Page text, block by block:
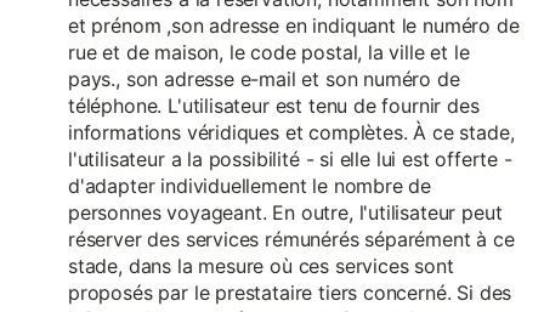
et prénom ,son adresse en indiquant le numéro de
rue et de maison, le code postal, la ville et le
pays., son adresse e-mail et son numéro de
téléphone. L'utilisateur est tenu de fournir des
informations véridiques et complètes. À ce stade,
l'utilisateur a la possibilité - si elle lui est offerte -
d'adapter individuellement le nombre de
personnes voyageant. En outre, l'utilisateur peut
réserver des services rémunérés séparément à ce
stade, dans la mesure où ces services sont
proposés par le prestataire tiers concerné. Si des